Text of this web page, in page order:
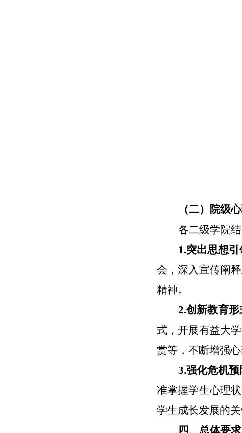
（二）院级
各二级学院
1.突出思想
会，深入宣传阐
精神。
2.创新教育
式，开展有益大
赏等，不断增强
3.强化危机预
准掌握学生心理
学生成长发展的
四、总体要求